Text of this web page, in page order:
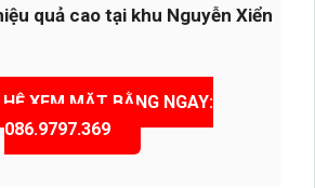
quả cao tại khu Nguyễn Xiển
HỆ XEM MẶT BẰNG NGAY:
086.9797.369